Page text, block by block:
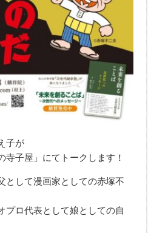
子が
寺子屋」にてトークします！
として漫画家としての赤塚不
プロ代表として娘としての自